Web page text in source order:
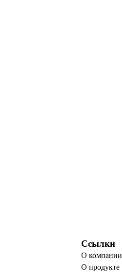
Ссылки
О компании
О продукте